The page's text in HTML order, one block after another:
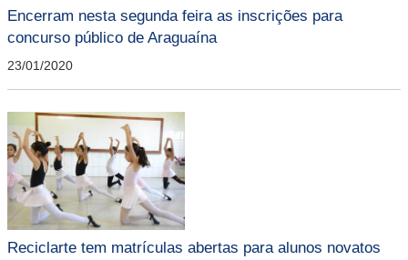
Encerram nesta segunda feira as inscrições para
concurso público de Araguaína
23/01/2020
Reciclarte tem matrículas abertas para alunos novatos